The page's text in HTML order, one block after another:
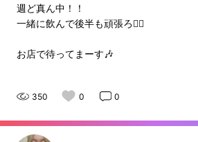
週ど真ん中！！
一緒に飲んで後半も頑張ろ‪👍🏻
お店で待ってまーす🎶
350 0 0